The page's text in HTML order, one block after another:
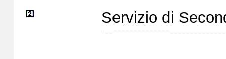
Servizio di